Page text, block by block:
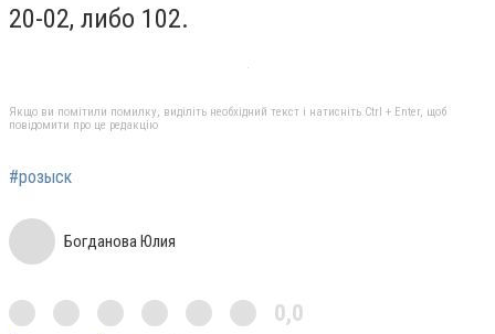
20-02, либо 102.
Якщо ви помітили помилку, виділіть необхідний текст і натисніть Ctrl + Enter, щоб
повідомити про це редакцію
#розыск
Богданова Юлия
0,0